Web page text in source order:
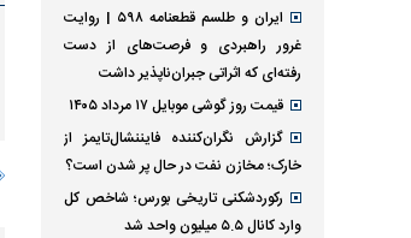
ایران و طلسم قطعنامه ۵۹۸ | روایت
غرور راهبردی و فرصت‌های از دست
رفته‌ای که اثراتی جبران‌ناپذیر داشت
قیمت روز گوشی موبایل ۱۷ مرداد ۱۴۰۵
گزارش نگران‌کننده فایننشال‌تایمز از
خارک؛ مخازن نفت در حال پر شدن است؟
رکوردشکنی تاریخی بورس؛ شاخص کل
وارد کانال ۵.۵ میلیون واحد شد